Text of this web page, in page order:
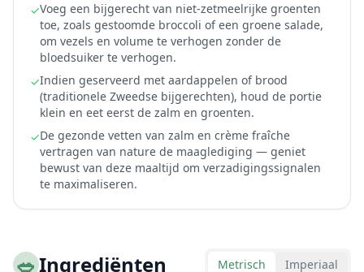
✓Voeg een bijgerecht van niet-zetmeelrijke groenten
toe, zoals gestoomde broccoli of een groene salade,
om vezels en volume te verhogen zonder de
bloedsuiker te verhogen.
✓Indien geserveerd met aardappelen of brood
(traditionele Zweedse bijgerechten), houd de portie
klein en eet eerst de zalm en groenten.
✓De gezonde vetten van zalm en crème fraîche
vertragen van nature de maaglediging — geniet
bewust van deze maaltijd om verzadigingssignalen
te maximaliseren.
🥗Ingrediënten Metrisch Imperiaal